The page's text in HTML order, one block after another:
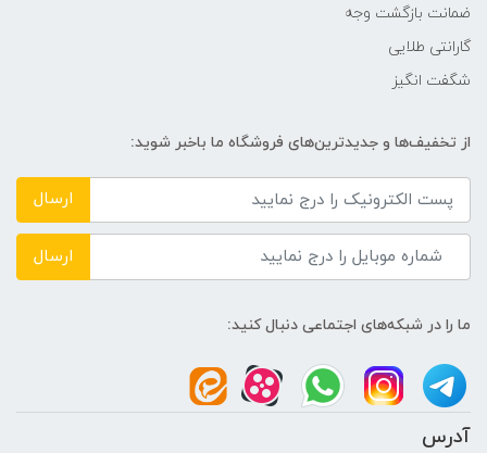
3 تا 6 میلی‌ثانیه
زاویه دید (افقی/عمودی)
-
نرخ بروزرسانی تصویر
-
ضمانت بازگشت وجه
گارانتی طلایی
شگفت انگیز
از تخفیف‌ها و جدیدترین‌های فروشگاه ما باخبر شوید:
ارسال
ارسال
ما را در شبکه‌های اجتماعی دنبال کنید:
آدرس